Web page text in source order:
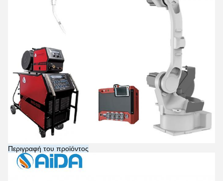
Περιγραφή του προϊόντος